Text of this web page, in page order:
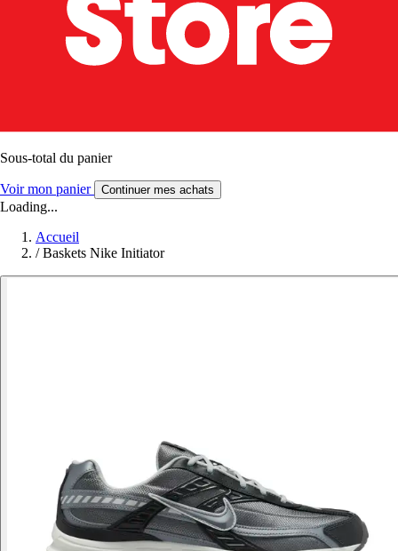
Sous-total du panier
Voir mon panier Continuer mes achats
Loading...
Accueil
/ Baskets Nike Initiator